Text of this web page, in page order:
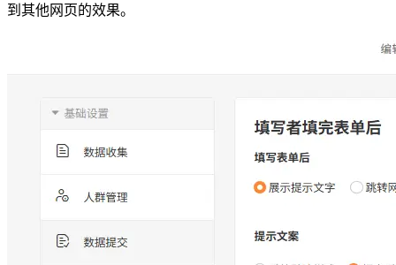
到其他网页的效果。